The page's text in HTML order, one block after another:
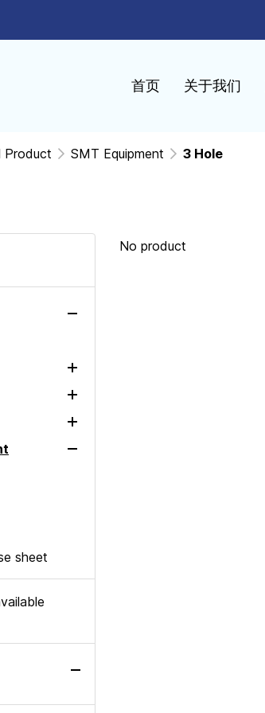
首页 关于我们
Product SMT Equipment 3 Hole
NM-
Soldering
達
驅動器
路板
sheet
No product